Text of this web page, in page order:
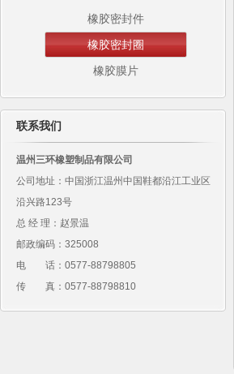
橡胶密封件
橡胶密封圈
橡胶膜片
联系我们
温州三环橡塑制品有限公司
公司地址：中国浙江温州中国鞋都沿江工业区
沿兴路123号
总 经 理：赵景温
邮政编码：325008
电 话：0577-88798805
传 真：0577-88798810